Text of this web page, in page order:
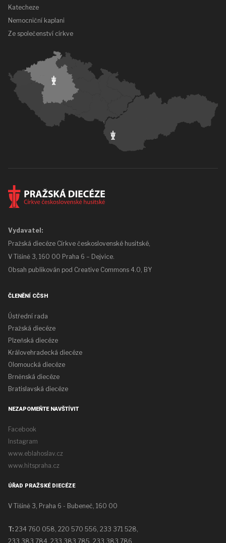
Katecheze
Nemocniční kaplani
Ze společenství církve
Vydavatel:
Pražská diecéze Církve československé husitské,
V Tišině 3, 160 00 Praha 6 – Dejvice.
Obsah publikován pod Creative Commons 4.0, BY
ČLENĚNÍ CČSH
Ústřední rada
Pražská diecéze
Plzeňská diecéze
Královehradecká diecéze
Olomoucká diecéze
Brněnská diecéze
Bratislavská diecéze
NEZAPOMEŇTE NAVŠTÍVIT
Facebook
Instagram
www.eblahoslav.cz
www.hitspraha.cz
ÚŘAD PRAŽSKÉ DIECÉZE
V Tišině 3, Praha 6 - Bubeneč, 160 00
T: 234 760 058, 220 570 556, 233 371 528,
233 383 784, 233 383 785, 233 383 786